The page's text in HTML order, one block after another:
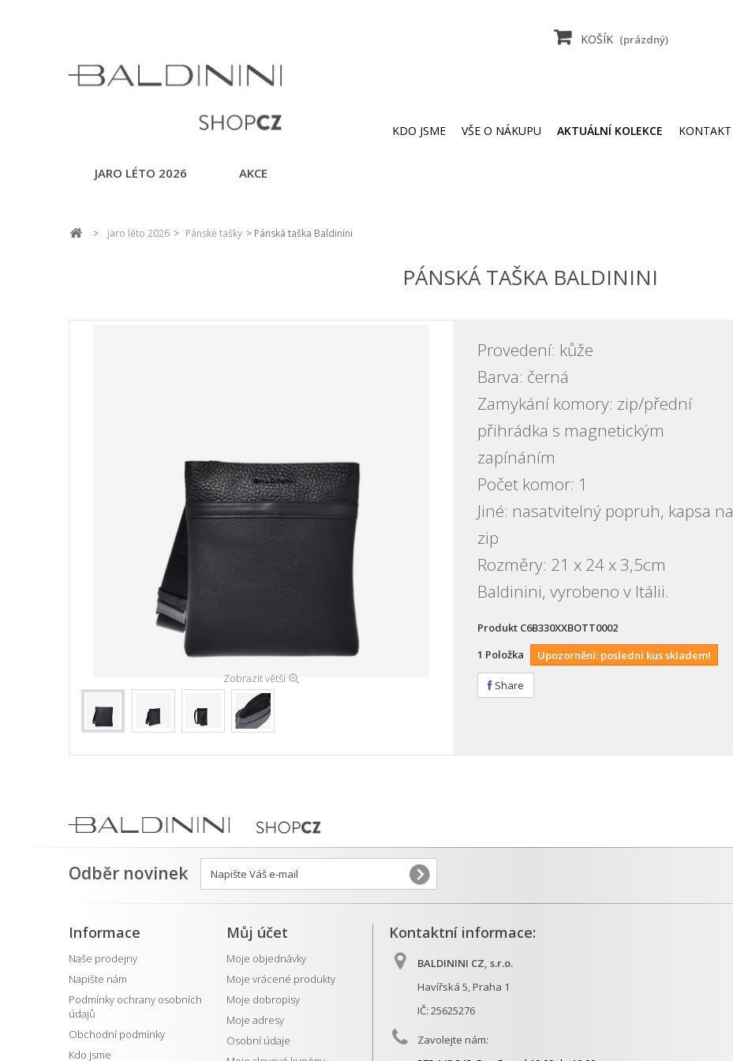
KOŠÍK (prázdný)
KDO JSME VŠE O NÁKUPU AKTUÁLNÍ KOLEKCE KONTAKT
JARO LÉTO 2026 AKCE
> jaro léto 2026 > Pánské tašky > Pánská taška Baldinini
PÁNSKÁ TAŠKA BALDININI
Zobrazit větší
Provedení: kůže
Barva: černá
Zamykání komory: zip/přední
přihrádka s magnetickým
zapínáním
Počet komor: 1
Jiné: nasatvitelný popruh, kapsa na
zip
Rozměry: 21 x 24 x 3,5cm
Baldinini, vyrobeno v Itálii.
Produkt C6B330XXBOTT0002
1 Položka Upozornění: poslední kus skladem!
Share
Odběr novinek
Informace
Naše prodejny
Napište nám
Podmínky ochrany osobních
údajů
Obchodní podmínky
Kdo jsme
Můj účet
Moje objednávky
Moje vrácené produkty
Moje dobropisy
Moje adresy
Osobní údaje
Kontaktní informace:
BALDININI CZ, s.r.o.
Havířská 5, Praha 1
IČ: 25625276
Zavolejte nám: